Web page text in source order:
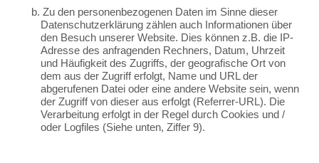
b. Zu den personenbezogenen Daten im Sinne dieser
Datenschutzerklärung zählen auch Informationen über
den Besuch unserer Website. Dies können z.B. die IP-
Adresse des anfragenden Rechners, Datum, Uhrzeit
und Häufigkeit des Zugriffs, der geografische Ort von
dem aus der Zugriff erfolgt, Name und URL der
abgerufenen Datei oder eine andere Website sein, wenn
der Zugriff von dieser aus erfolgt (Referrer-URL). Die
Verarbeitung erfolgt in der Regel durch Cookies und /
oder Logfiles (Siehe unten, Ziffer 9).